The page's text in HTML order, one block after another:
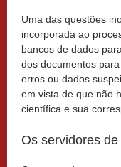
Uma das questões
incorporada ao
bancos de dados
dos documentos
erros ou dados
em vista de que não
científica e sua
Os servidores de